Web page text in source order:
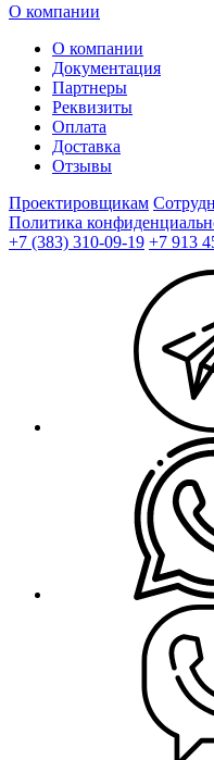
О компании
О компании
Документация
Партнеры
Реквизиты
Оплата
Доставка
Отзывы
Проектировщикам
Политика
+7 (383) 310-09-19 +7 913